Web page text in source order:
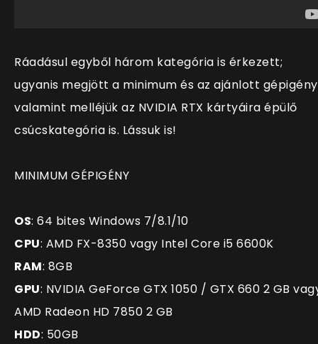
Ráadásul egyből három kategória is érkezett;
ugyanis megjött a minimum és az ajánlott
valamint melléjük az NVIDIA RTX kártyáira épülő
csúcskategória is. Lássuk is!
MINIMUM GÉPIGÉNY
OS: 64 bites Windows 7/8.1/10
CPU: AMD FX-8350 vagy Intel Core i5 6600K
RAM: 8GB
GPU: NVIDIA GeForce GTX 1050 / GTX 660 2 GB
AMD Radeon HD 7850 2 GB
HDD: 50GB